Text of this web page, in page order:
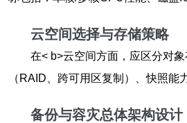
云空间选择与存储策略
在< b>云空间方面，应区分对
（RAID、跨可用区复制）、快照能
备份与容灾总体架构设计